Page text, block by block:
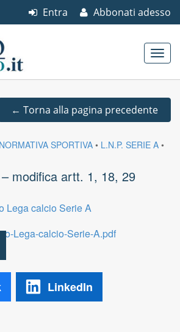
Abbonati adesso
Entra
← Torna alla pagina precedente
SPORTIVA • L.N.P. SERIE A •
modifica artt. 1, 18, 29
Lega calcio Serie A
Lega-calcio-Serie-A.pdf
LinkedIn